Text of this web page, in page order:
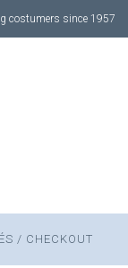
costumers since 1957
/ CHECKOUT